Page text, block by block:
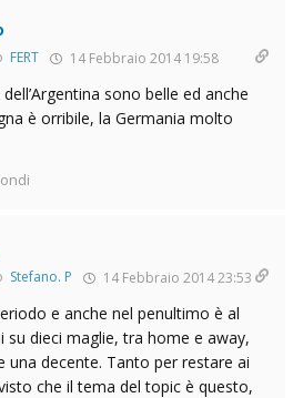
FERT 14 Febbraio 2014 19:58
sono belle ed anche
è orribile, la Germania molto
Stefano. P 14 Febbraio 2014 23:53
e anche nel penultimo è al
su dieci maglie, tra home e away,
una decente. Tanto per restare ai
che il tema del topic è questo,